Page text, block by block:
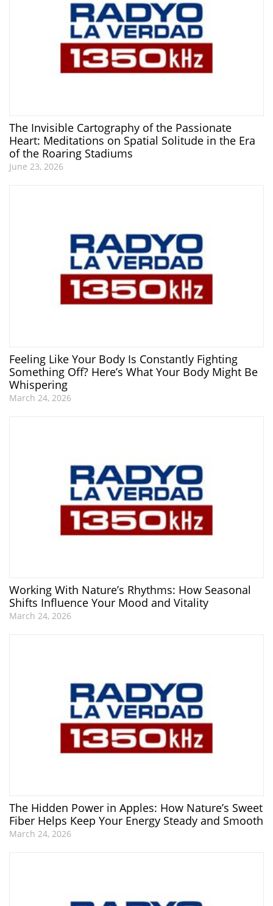
The Invisible Cartography of the Passionate
Heart: Meditations on Spatial Solitude in the Era
of the Roaring Stadiums
June 23, 2026
Feeling Like Your Body Is Constantly Fighting
Something Off? Here’s What Your Body Might Be
Whispering
March 24, 2026
Working With Nature’s Rhythms: How Seasonal
Shifts Influence Your Mood and Vitality
March 24, 2026
The Hidden Power in Apples: How Nature’s Sweet
Fiber Helps Keep Your Energy Steady and Smooth
March 24, 2026